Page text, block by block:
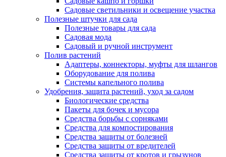
Садовые светильники и освещение участка
Полезные штучки для сада
Полезные товары для сада
Садовая мода
Садовый и ручной инструмент
Полив растений
Адаптеры, коннекторы, муфты для шлангов
Оборудование для полива
Системы капельного полива
Удобрения, защита растений, уход за садом
Биологические средства
Пакеты для бочек и мусора
Средства борьбы с сорняками
Средства для компостирования
Средства защиты от болезней
Средства защиты от вредителей
Средства защиты от кротов и грызунов